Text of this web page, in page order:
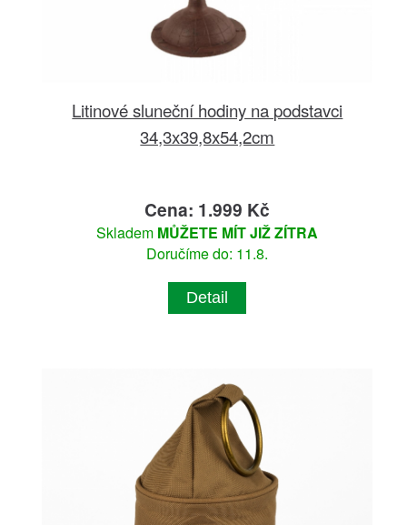
Litinové sluneční hodiny na podstavci
34,3x39,8x54,2cm
Cena: 1.999 Kč
Skladem MŮŽETE MÍT JIŽ ZÍTRA
Doručíme do: 11.8.
Detail